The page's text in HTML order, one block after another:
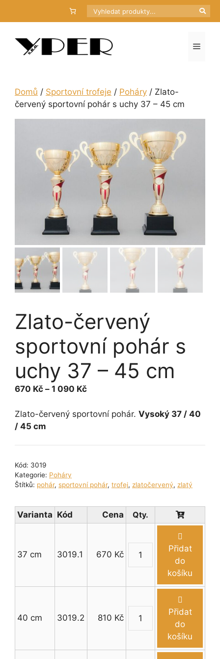
Hledat
Menu
Domů / Sportovní trofeje / Poháry / Zlato-
červený sportovní pohár s uchy 37 – 45 cm
Zlato-červený
sportovní pohár s
uchy 37 – 45 cm
670 Kč – 1 090 KčRozpětí
670 Kč
Zlato-červený sportovní pohár. Vysoký 37 / 40
/ 45 cm
Kód: 3019
Kategorie: Poháry
Štítků: pohár, sportovní pohár, trofej, zlatočervený, zlatý
Varianta Kód Cena
37 cm 3019.1 670 Kč
Zlato-
červený
sportovní
s
37
Přidat
do
košíku
40 cm 3019.2 810 Kč
Zlato-
červený
sportovní
Přidat
do
košíku